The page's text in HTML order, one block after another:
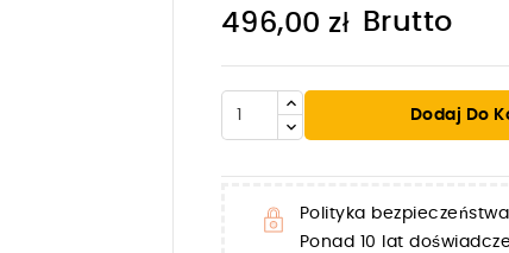
496,00 zł Brutto
Dodaj Do
Polityka bezpieczeństwa
Ponad 10 lat